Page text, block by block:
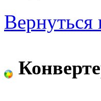
Вернуться